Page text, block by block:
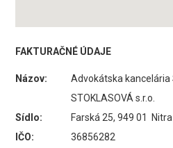
FAKTURAČNÉ ÚDAJE
Názov:
Advokátska kancelária
STOKLASOVÁ s.r.o.
Sídlo:
Farská 25, 949 01 Nitra
IČO:
36856282